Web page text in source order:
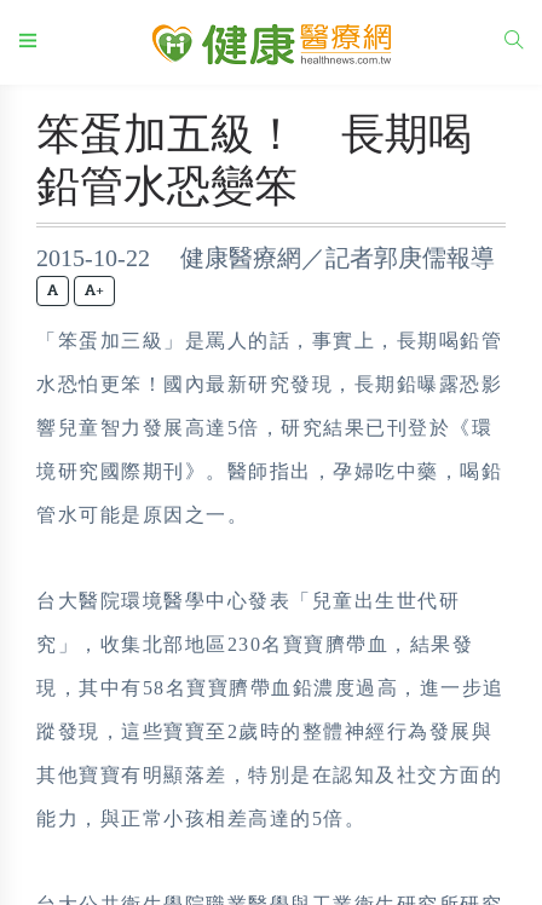
笨蛋加五級！ 長期喝
鉛管水恐變笨
2015-10-22 健康醫療網／記者郭庚儒報導
+
「笨蛋加三級」是罵人的話，事實上，長期喝鉛管
水恐怕更笨！國內最新研究發現，長期鉛曝露恐影
響兒童智力發展高達5倍，研究結果已刊登於《環
境研究國際期刊》。醫師指出，孕婦吃中藥，喝鉛
管水可能是原因之一。
台大醫院環境醫學中心發表「兒童出生世代研
究」，收集北部地區230名寶寶臍帶血，結果發
現，其中有58名寶寶臍帶血鉛濃度過高，進一步追
蹤發現，這些寶寶至2歲時的整體神經行為發展與
其他寶寶有明顯落差，特別是在認知及社交方面的
能力，與正常小孩相差高達的5倍。